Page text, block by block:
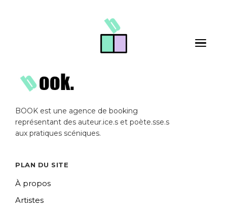
Toggle
BOOK est une agence de booking
représentant des auteur.ice.s et poète.sse.s
aux pratiques scéniques.
PLAN DU SITE
À propos
Artistes